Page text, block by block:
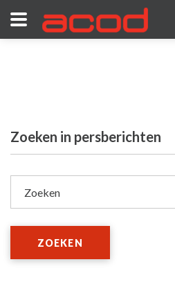
Zoeken in persberichten
Zoeken
ZOEKEN